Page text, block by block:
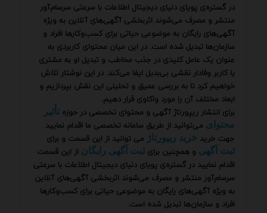
در گستره‌ی پویای دنیای دیجیتال اطلاعات با سرعتی سرسام‌آور
منتشر و مصرف می‌شوند اثربخشی آگهی‌های آنلاین به ویژه
آگهی‌های رایگان به موضوعی حیاتی برای کسب‌وکارها افراد و
سازمان‌ها تبدیل شده است. در این میان محتوای کاربردی به
عنوان یک عامل کلیدی در جذب مخاطب و تبدیل او به مشتری
یا کاربر وفادار نقشی بی‌بدیل ایفا می‌کند. در این نوشتار تلاش
خواهیم کرد تا به بررسی عمیق و تحلیلی این نقش بپردازیم و
ابعاد مختلف آن را مورد واکاوی قرار دهیم.
برای انتشار ریپورتاژ آگهی و محتوای تخصصی در حوزه تأثیر
محتوای می‌توانید از طریق سامانه تخصصی ما اقدام نمایید
جهت خرید خرید ریپورتاژ می توانید از این قسمت و برای
ثبت آگهی و همچنین برای ثبت آگهی رایگان از این قسمت
اقدام نمایید در گستره‌ی پویای دنیای دیجیتال اطلاعات با سرعتی
سرسام‌آور منتشر و مصرف می‌شوند اثربخشی آگهی‌های آنلاین
به ویژه آگهی‌های رایگان به موضوعی حیاتی برای کسب‌وکارها
افراد و سازمان‌ها تبدیل شده است.